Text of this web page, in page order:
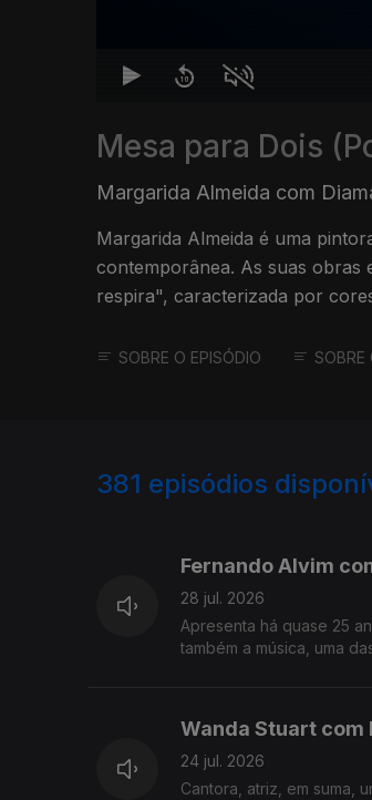
Mesa para Dois
Margarida Almeida com
Margarida Almeida é uma
contemporânea. As suas obras
respira", caracterizada por
SOBRE O EPISÓDIO SOBRE
381 episódios
Fernando Alvim
28 jul. 2026
Apresenta há quase 25
também a música, uma
Wanda Stuart com
24 jul. 2026
Cantora, atriz, em suma,